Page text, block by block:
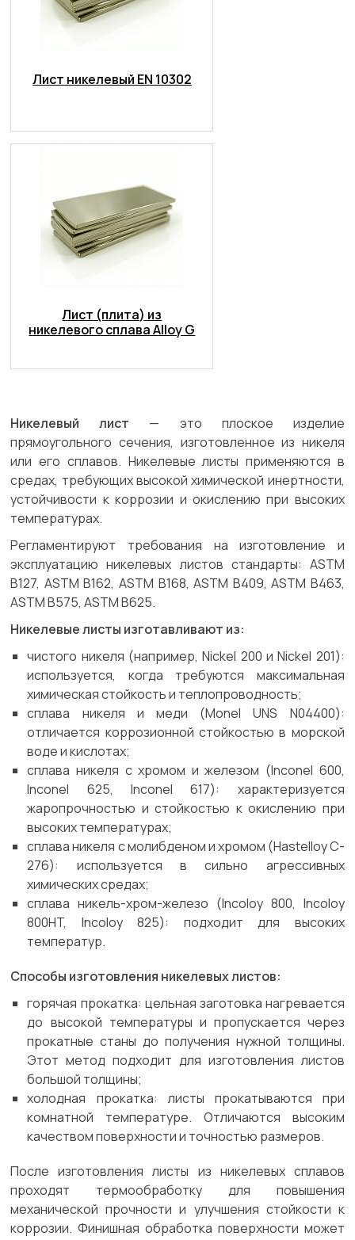
Лист никелевый EN 10302
Лист (плита) из
никелевого сплава Alloy G
Никелевый лист — это плоское изделие
прямоугольного сечения, изготовленное из никеля
или его сплавов. Никелевые листы применяются в
средах, требующих высокой химической инертности,
устойчивости к коррозии и окислению при высоких
температурах.
Регламентируют требования на изготовление и
эксплуатацию никелевых листов стандарты: ASTM
B127, ASTM B162, ASTM B168, ASTM B409, ASTM B463,
ASTM B575, ASTM B625.
Никелевые листы изготавливают из:
чистого никеля (например, Nickel 200 и Nickel 201):
используется, когда требуются максимальная
химическая стойкость и теплопроводность;
сплава никеля и меди (Monel UNS N04400):
отличается коррозионной стойкостью в морской
воде и кислотах;
сплава никеля с хромом и железом (Inconel 600,
Inconel 625, Inconel 617): характеризуется
жаропрочностью и стойкостью к окислению при
высоких температурах;
сплава никеля с молибденом и хромом (Hastelloy C-
276): используется в сильно агрессивных
химических средах;
сплава никель-хром-железо (Incoloy 800, Incoloy
800HT, Incoloy 825): подходит для высоких
температур.
Способы изготовления никелевых листов:
горячая прокатка: цельная заготовка нагревается
до высокой температуры и пропускается через
прокатные станы до получения нужной толщины.
Этот метод подходит для изготовления листов
большой толщины;
холодная прокатка: листы прокатываются при
комнатной температуре. Отличаются высоким
качеством поверхности и точностью размеров.
После изготовления листы из никелевых сплавов
проходят термообработку для повышения
механической прочности и улучшения стойкости к
коррозии. Финишная обработка поверхности может